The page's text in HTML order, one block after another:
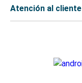
Atención al cliente